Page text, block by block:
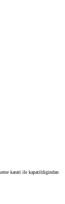
karari ile kapatildigindan